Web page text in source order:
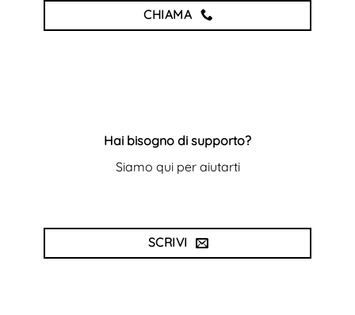
CHIAMA
Hai bisogno di supporto?
Siamo qui per aiutarti
SCRIVI